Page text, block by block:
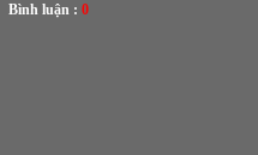
Bình luận : 0